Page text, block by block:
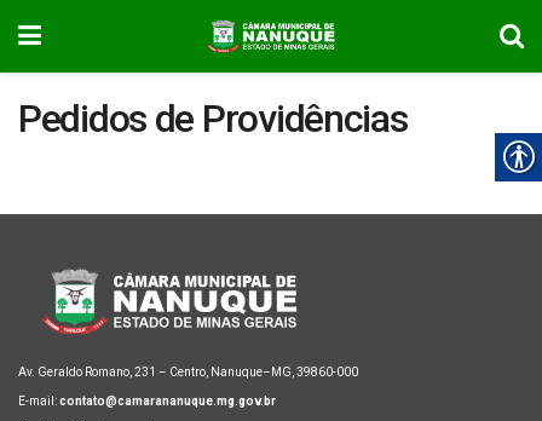
Pedidos de Providências
Av. Geraldo Romano, 231 – Centro, Nanuque–MG, 39860-000
E-mail:contato@camarananuque.mg.gov.br